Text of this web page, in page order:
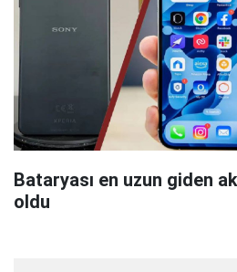
Bataryası en uzun giden
oldu